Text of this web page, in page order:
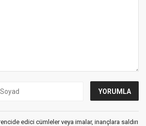
edici cümleler veya imalar, inançlara saldırı